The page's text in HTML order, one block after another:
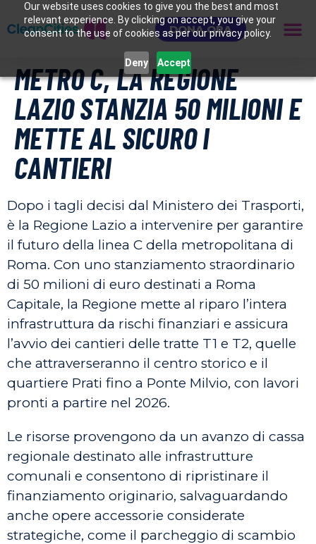
Our website uses cookies to give you the best and most
relevant experience. By clicking on accept, you give your
consent to the use of cookies as per our privacy policy.
Deny Accept
DONA ORA
METRO C, LA REGIONE
LAZIO STANZIA 50 MILIONI E
METTE AL SICURO I
CANTIERI
Dopo i tagli decisi dal Ministero dei Trasporti,
è la Regione Lazio a intervenire per garantire
il futuro della linea C della metropolitana di
Roma. Con uno stanziamento straordinario
di 50 milioni di euro destinati a Roma
Capitale, la Regione mette al riparo l’intera
infrastruttura da rischi finanziari e assicura
l’avvio dei cantieri delle tratte T1 e T2, quelle
che attraverseranno il centro storico e il
quartiere Prati fino a Ponte Milvio, con lavori
pronti a partire nel 2026.
Le risorse provengono da un avanzo di cassa
regionale destinato alle infrastrutture
comunali e consentono di ripristinare il
finanziamento originario, salvaguardando
anche opere accessorie considerate
strategiche, come il parcheggio di scambio